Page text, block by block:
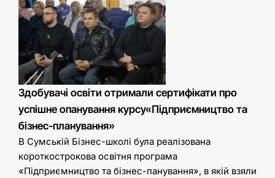
Здобувачі освіти отримали сертифікати про
успішне опанування курсу«Підприємництво та
бізнес-планування»
В Сумській Бізнес-школі була реалізована
короткострокова освітня програма
«Підприємництво та бізнес-панування», в якій взяли